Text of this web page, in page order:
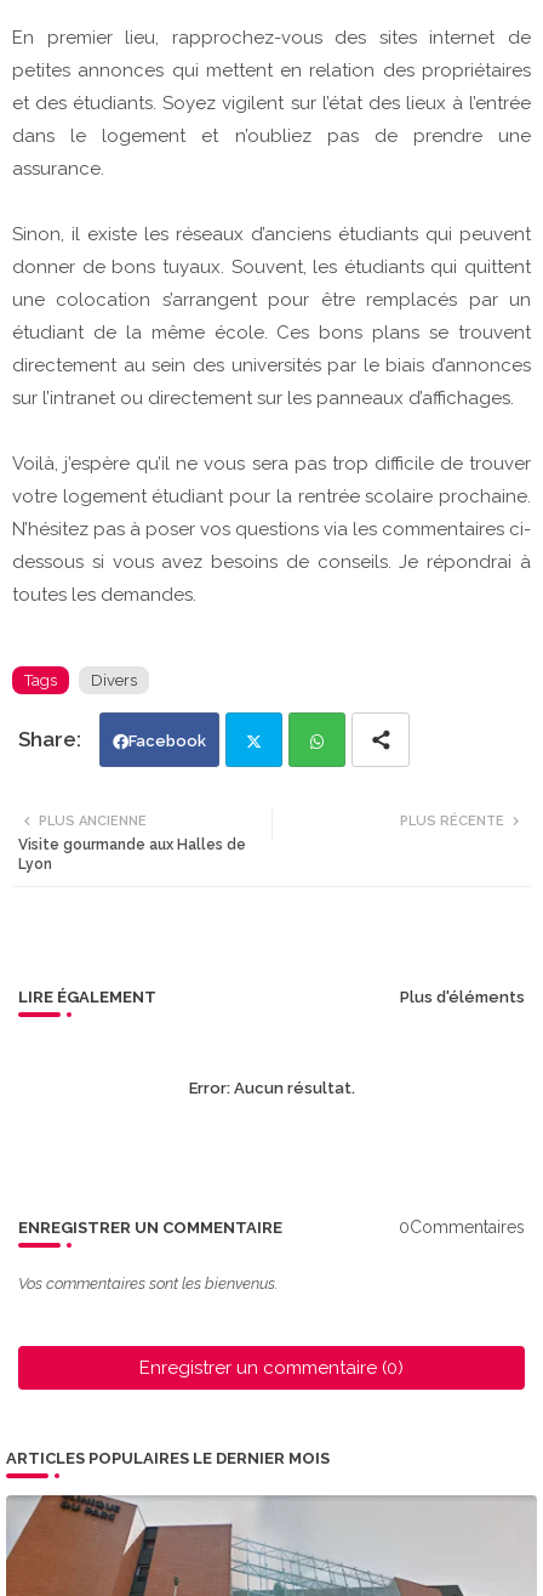
En premier lieu, rapprochez-vous des sites internet de
petites annonces qui mettent en relation des propriétaires
et des étudiants. Soyez vigilent sur l’état des lieux à l’entrée
dans le logement et n’oubliez pas de prendre une
assurance.
Sinon, il existe les réseaux d’anciens étudiants qui peuvent
donner de bons tuyaux. Souvent, les étudiants qui quittent
une colocation s’arrangent pour être remplacés par un
étudiant de la même école. Ces bons plans se trouvent
directement au sein des universités par le biais d’annonces
sur l’intranet ou directement sur les panneaux d’affichages.
Voilà, j’espère qu’il ne vous sera pas trop difficile de trouver
votre logement étudiant pour la rentrée scolaire prochaine.
N’hésitez pas à poser vos questions via les commentaires ci-
dessous si vous avez besoins de conseils. Je répondrai à
toutes les demandes.
Tags Divers
Facebook
tte
PLUS RÉCENTE
PLUS ANCIENNE
Visite gourmande aux Halles de
Lyon
LIRE ÉGALEMENT Plus d'éléments
Error:Aucun résultat.
ENREGISTRER UN COMMENTAIRE 0Commentaires
Vos commentaires sont les bienvenus.
Enregistrer un commentaire (0)
ARTICLES POPULAIRES LE DERNIER MOIS